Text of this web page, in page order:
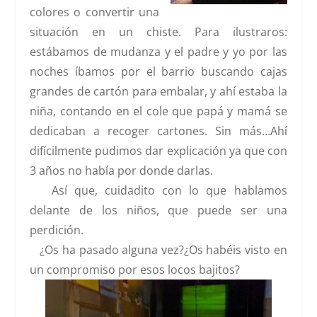
colores o convertir una
situación en un chiste. Para ilustraros:
estábamos de mudanza y el padre y yo por las
noches íbamos por el barrio buscando cajas
grandes de cartón para embalar, y ahí estaba la
niña, contando en el cole que papá y mamá se
dedicaban a recoger cartones. Sin más…Ahí
difícilmente pudimos dar explicación ya que con
3 años no había por donde darlas.
Así que, cuidadito con lo que hablamos
delante de los niños, que puede ser una
perdición.
¿Os ha pasado alguna vez?¿Os habéis visto en
un compromiso por esos locos bajitos?